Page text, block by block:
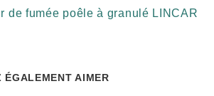
de fumée poêle à granulé LINCAR
ÉGALEMENT AIMER